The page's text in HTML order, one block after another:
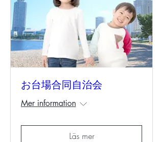
お台場合同自治会
Mer information
Läs mer